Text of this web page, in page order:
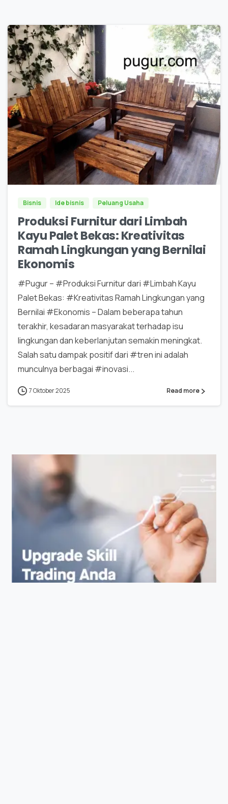
0
Bisnis Ide bisnis Peluang Usaha
Produksi Furnitur dari Limbah
Kayu Palet Bekas: Kreativitas
Ramah Lingkungan yang Bernilai
Ekonomis
#Pugur – #Produksi Furnitur dari #Limbah Kayu
Palet Bekas: #Kreativitas Ramah Lingkungan yang
Bernilai #Ekonomis – Dalam beberapa tahun
terakhir, kesadaran masyarakat terhadap isu
lingkungan dan keberlanjutan semakin meningkat.
Salah satu dampak positif dari #tren ini adalah
munculnya berbagai #inovasi...
7 Oktober 2025 Read more